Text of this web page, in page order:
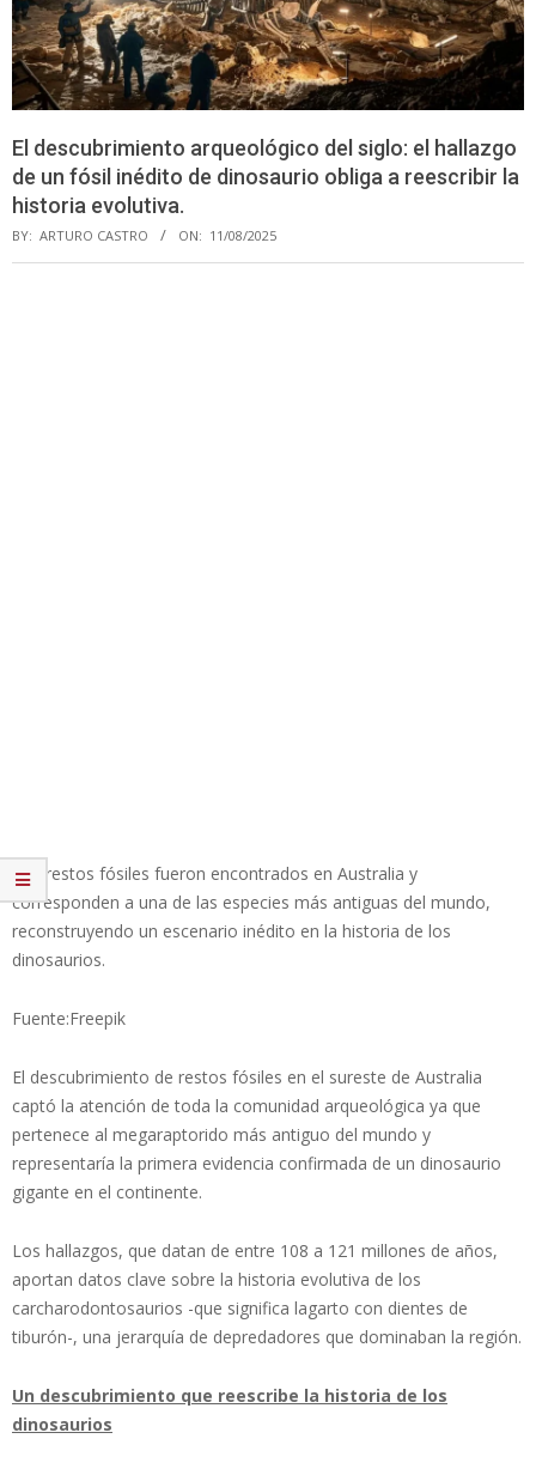
El descubrimiento arqueológico del siglo: el hallazgo
de un fósil inédito de dinosaurio obliga a reescribir la
historia evolutiva.
BY: ARTURO CASTRO ON: 11/08/2025
Los restos fósiles fueron encontrados en Australia y
corresponden a una de las especies más antiguas del mundo,
reconstruyendo un escenario inédito en la historia de los
dinosaurios.
Fuente:Freepik
El descubrimiento de restos fósiles en el sureste de Australia
captó la atención de toda la comunidad arqueológica ya que
pertenece al megaraptorido más antiguo del mundo y
representaría la primera evidencia confirmada de un dinosaurio
gigante en el continente.
Los hallazgos, que datan de entre 108 a 121 millones de años,
aportan datos clave sobre la historia evolutiva de los
carcharodontosaurios -que significa lagarto con dientes de
tiburón-, una jerarquía de depredadores que dominaban la región.
Un descubrimiento que reescribe la historia de los
dinosaurios